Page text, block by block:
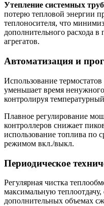
Утепление системных
потерю тепловой энергии
теплоносителя, что
дополнительного расхода
агрегатов.
Автоматизация и
Использование
уменьшает время
контролируя
Плавное регулирование
контроллеров снижает
использование топлива по
режимом вкл./выкл.
Периодическое
Регулярная чистка
максимальную теплоотдачу,
дополнительных объемах